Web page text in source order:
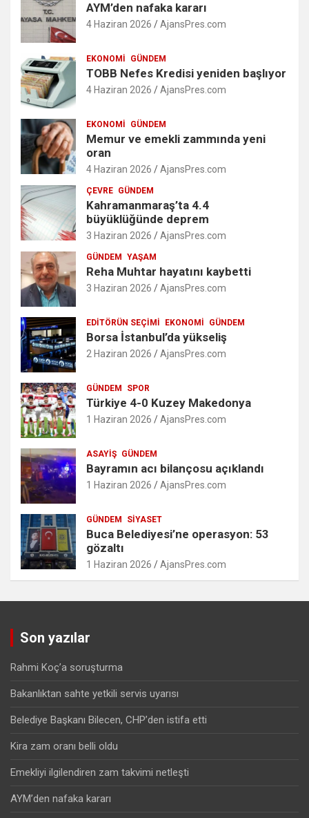
AYM’den nafaka kararı
4 Haziran 2026 AjansPres.com
EKONOMI GÜNDEM
TOBB Nefes Kredisi yeniden başlıyor
4 Haziran 2026 AjansPres.com
EKONOMI GÜNDEM
Memur ve emekli zammında yeni
oran
4 Haziran 2026 AjansPres.com
ÇEVRE GÜNDEM
Kahramanmaraş’ta 4.4
büyüklüğünde deprem
3 Haziran 2026 AjansPres.com
GÜNDEM YAŞAM
Reha Muhtar hayatını kaybetti
3 Haziran 2026 AjansPres.com
EDITÖRÜN SEÇIMI EKONOMI GÜNDEM
Borsa İstanbul’da yükseliş
2 Haziran 2026 AjansPres.com
GÜNDEM SPOR
Türkiye 4-0 Kuzey Makedonya
1 Haziran 2026 AjansPres.com
ASAYIŞ GÜNDEM
Bayramın acı bilançosu açıklandı
1 Haziran 2026 AjansPres.com
GÜNDEM SIYASET
Buca Belediyesi’ne operasyon: 53
gözaltı
1 Haziran 2026 AjansPres.com
Son yazılar
Rahmi Koç’a soruşturma
Bakanlıktan sahte yetkili servis uyarısı
Belediye Başkanı Bilecen, CHP’den istifa etti
Kira zam oranı belli oldu
Emekliyi ilgilendiren zam takvimi netleşti
AYM’den nafaka kararı